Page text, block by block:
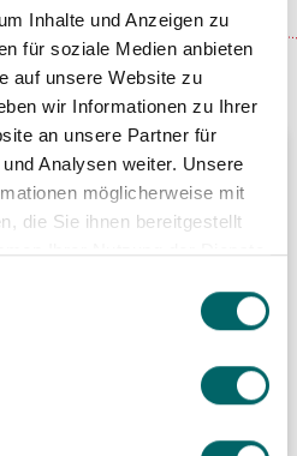
Inhalte und Anzeigen zu
für soziale Medien anbieten
auf unsere Website zu
wir Informationen zu Ihrer
an unsere Partner für
Analysen weiter. Unsere
möglicherweise mit
die Sie ihnen bereitgestellt
Ihrer Nutzung der Dienste
Rundreise